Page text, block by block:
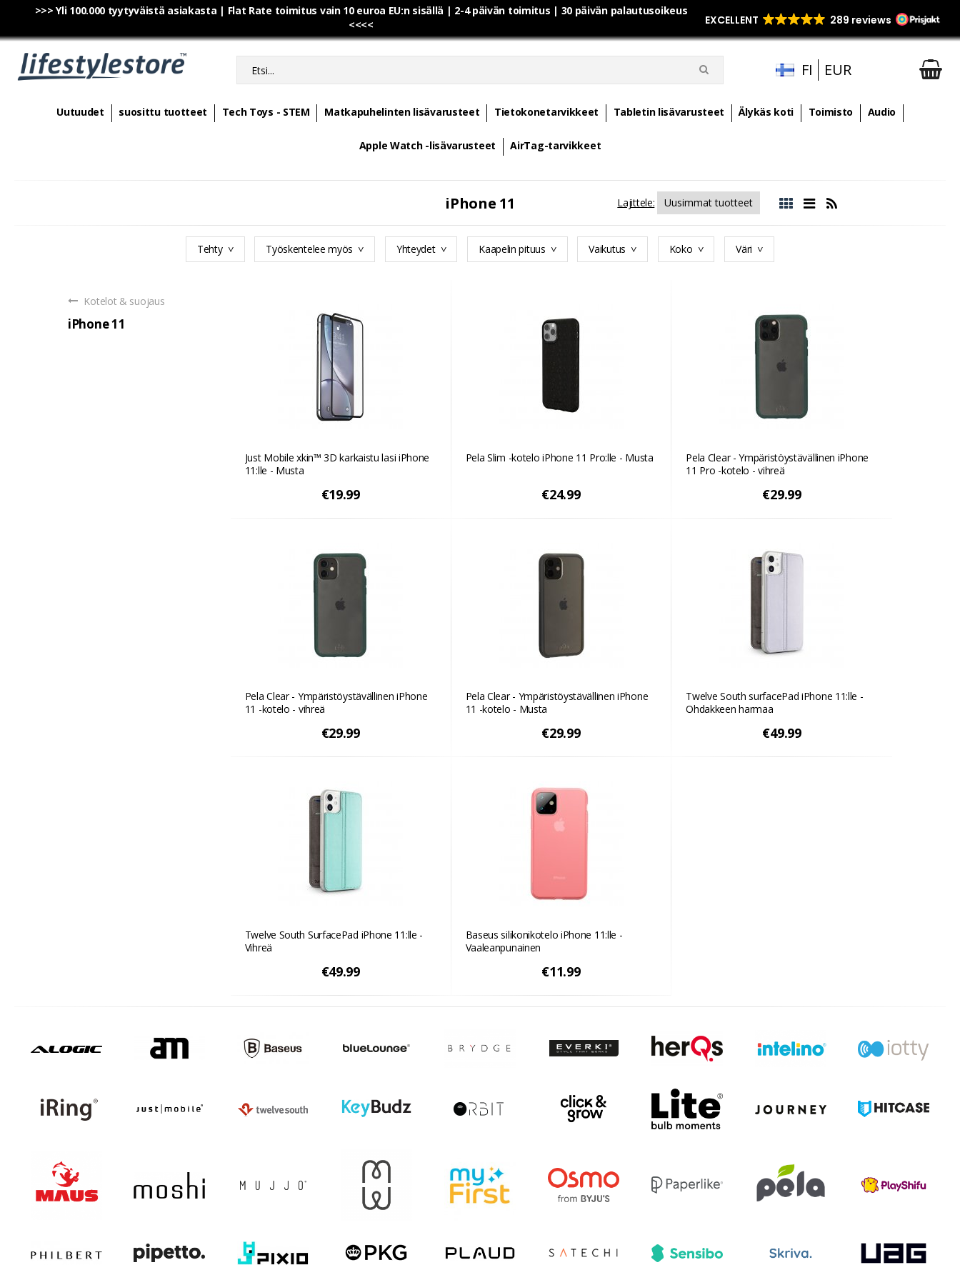
>>> Yli 100.000 tyytyväistä asiakasta | Flat Rate toimitus vain 10 euroa EU:n sisällä | 2-4 päivän toimitus | 30 päivän palautusoikeus
<<<<
FI EUR
Uutuudet suosittu tuotteet Tech Toys - STEM Matkapuhelinten lisävarusteet Tietokonetarvikkeet Tabletin lisävarusteet Älykäs koti Toimisto Audio
Apple Watch -lisävarusteet AirTag-tarvikkeet
iPhone 11 Lajittele:
Tehty Työskentelee myös Yhteydet Kaapelin pituus Vaikutus Koko Väri
Kotelot & suojaus
iPhone 11
Just Mobile xkin™ 3D karkaistu lasi iPhone
11:lle - Musta
€19.99
Pela Slim -kotelo iPhone 11 Pro:lle - Musta
€24.99
Pela Clear - Ympäristöystävällinen iPhone
11 Pro -kotelo - vihreä
€29.99
Pela Clear - Ympäristöystävällinen iPhone
11 -kotelo - vihreä
€29.99
Pela Clear - Ympäristöystävällinen iPhone
11 -kotelo - Musta
€29.99
Twelve South surfacePad iPhone 11:lle -
Ohdakkeen harmaa
€49.99
Twelve South SurfacePad iPhone 11:lle -
Vihreä
€49.99
Baseus silikonikotelo iPhone 11:lle -
Vaaleanpunainen
€11.99